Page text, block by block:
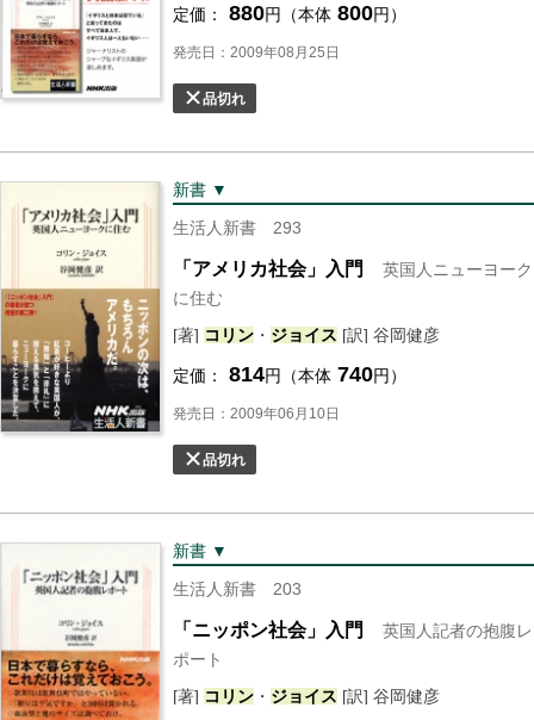
定価： 880円（本体 800円）
発売日：2009年08月25日
品切れ
新書 ▼
生活人新書 293
「アメリカ社会」入門
英国人ニューヨーク
に住む
[著] コリン ・ ジョイス [訳] 谷岡健彦
定価： 814円（本体 740円）
発売日：2009年06月10日
品切れ
新書 ▼
生活人新書 203
「ニッポン社会」入門
英国人記者の抱腹レ
ポート
[著] コリン ・ ジョイス [訳] 谷岡健彦